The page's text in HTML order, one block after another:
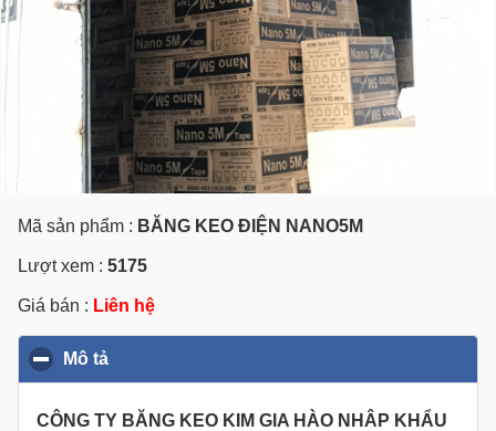
Mã sản phẩm : BĂNG KEO ĐIỆN NANO5M
Lượt xem : 5175
Giá bán : Liên hệ
Mô tả
CÔNG TY BĂNG KEO KIM GIA HÀO NHÂP KHẨU